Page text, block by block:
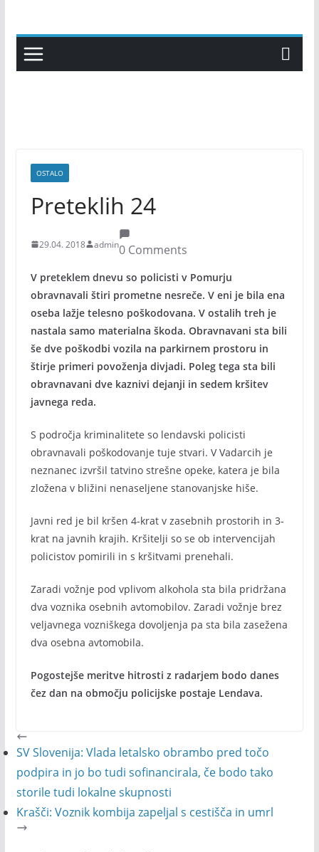
content
OSTALO
Preteklih 24
29.04. 2018 admin0 Comments
V preteklem dnevu so policisti v Pomurju
obravnavali štiri prometne nesreče. V eni je bila ena
oseba lažje telesno poškodovana. V ostalih treh je
nastala samo materialna škoda. Obravnavani sta bili
še dve poškodbi vozila na parkirnem prostoru in
štirje primeri povoženja divjadi. Poleg tega sta bili
obravnavani dve kaznivi dejanji in sedem kršitev
javnega reda.
S področja kriminalitete so lendavski policisti
obravnavali poškodovanje tuje stvari. V Vadarcih je
neznanec izvršil tatvino strešne opeke, katera je bila
zložena v bližini nenaseljene stanovanjske hiše.
Javni red je bil kršen 4-krat v zasebnih prostorih in 3-
krat na javnih krajih. Kršitelji so se ob intervencijah
policistov pomirili in s kršitvami prenehali.
Zaradi vožnje pod vplivom alkohola sta bila pridržana
dva voznika osebnih avtomobilov. Zaradi vožnje brez
veljavnega vozniškega dovoljenja pa sta bila zasežena
dva osebna avtomobila.
Pogostejše meritve hitrosti z radarjem bodo danes
čez dan na območju policijske postaje Lendava.
SV Slovenija: Vlada letalsko obrambo pred točo
podpira in jo bo tudi sofinancirala, če bodo tako
storile tudi lokalne skupnosti
Krašči: Voznik kombija zapeljal s cestišča in umrl